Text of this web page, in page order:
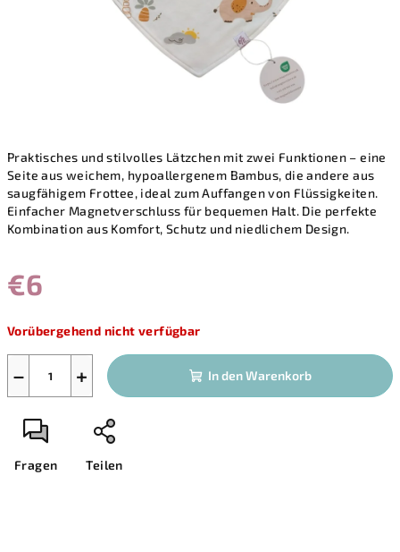
Praktisches und stilvolles Lätzchen mit zwei Funktionen – eine
Seite aus weichem, hypoallergenem Bambus, die andere aus
saugfähigem Frottee, ideal zum Auffangen von Flüssigkeiten.
Einfacher Magnetverschluss für bequemen Halt. Die perfekte
Kombination aus Komfort, Schutz und niedlichem Design.
€6
Vorübergehend nicht verfügbar
+
− In den Warenkorb
Fragen Teilen